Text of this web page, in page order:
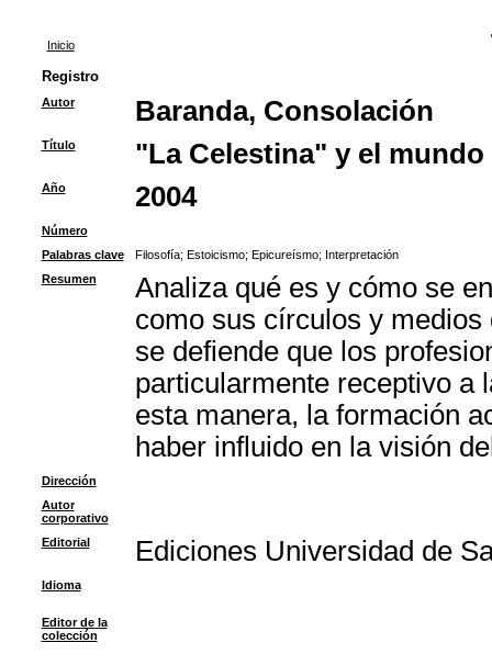
Inicio
Registro
Autor Baranda, Consolación
Título "La Celestina" y el
Año 2004
Número
Palabras clave
Filosofía; Estoicismo; Epicureísmo; Interpretación
Resumen
Analiza qué es y cómo se
como sus círculos y
se defiende que los
particularmente receptivo a
esta manera, la formación
haber influido en la visión
Dirección
Autor
corporativo
Editorial
Ediciones Universidad de
Idioma
Editor de la
colección